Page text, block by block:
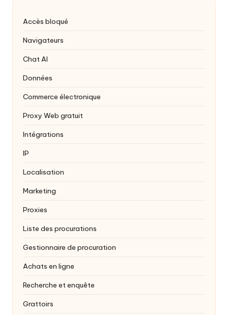
Accès bloqué
Navigateurs
Chat AI
Données
Commerce électronique
Proxy Web gratuit
Intégrations
IP
Localisation
Marketing
Proxies
Liste des procurations
Gestionnaire de procuration
Achats en ligne
Recherche et enquête
Grattoirs